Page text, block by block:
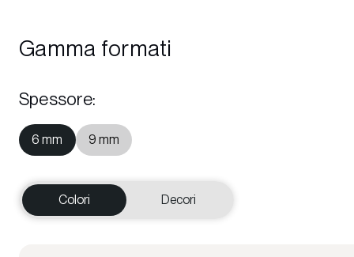
Gamma formati
Spessore:
6 mm 9 mm
Colori Decori